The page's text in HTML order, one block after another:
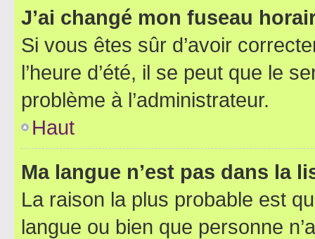
J’ai changé mon fuseau
Si vous êtes sûr d’avoir
l’heure d’été, il se peut que le
problème à l’administrateur.
Haut
Ma langue n’est pas dans la
La raison la plus probable est
langue ou bien que personne